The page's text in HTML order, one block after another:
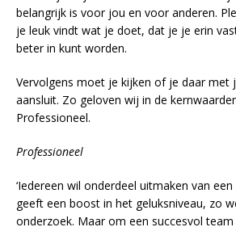
belangrijk is voor jou en voor anderen.
je leuk vindt wat je doet, dat je je erin
beter in kunt worden.
Vervolgens moet je kijken of je daar met
aansluit. Zo geloven wij in de
Professioneel.
Professioneel
‘Iedereen wil onderdeel uitmaken van
geeft een boost in het geluksniveau, zo
onderzoek. Maar om een succesvol